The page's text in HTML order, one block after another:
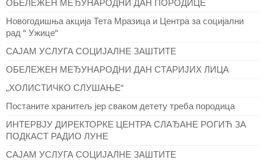
ОБЕЛЕЖЕН МЕЂУНАРОДНИ ДАН ПОРОДИЦЕ
Новогодишња акција Тета Мразица и Центра за социјални
рад “ Ужице“
САЈАМ УСЛУГА СОЦИЈАЛНЕ ЗАШТИТЕ
ОБЕЛЕЖЕН МЕЂУНАРОДНИ ДАН СТАРИЈИХ ЛИЦА
„ХОЛИСТИЧКО СЛУШАЊЕ“
Постаните хранитељ јер сваком детету треба породица
ИНТЕРВЈУ ДИРЕКТОРКЕ ЦЕНТРА СЛАЂАНЕ РОГИЋ ЗА
ПОДКАСТ РАДИО ЛУНЕ
САЈАМ УСЛУГА СОЦИЈАЛНЕ ЗАШТИТЕ